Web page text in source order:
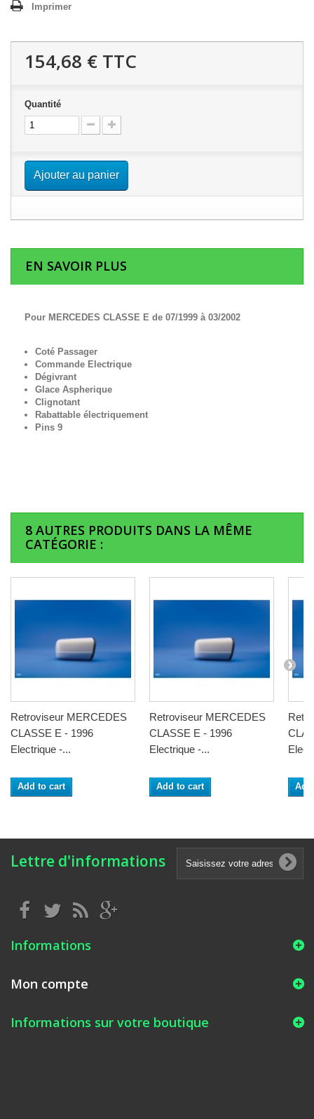
Imprimer
154,68 € TTC
Quantité
Ajouter au panier
EN SAVOIR PLUS
Pour MERCEDES CLASSE E de 07/1999 à 03/2002
Coté Passager
Commande Electrique
Dégivrant
Glace Aspherique
Clignotant
Rabattable électriquement
Pins 9
8 AUTRES PRODUITS DANS LA MÊME
CATÉGORIE :
Retroviseur MERCEDES
CLASSE E - 1996
Electrique -...
Add to cart
Retroviseur MERCEDES
CLASSE E - 1996
Electrique -...
Add to cart
Lettre d'informations
Informations
Mon compte
Informations sur votre boutique